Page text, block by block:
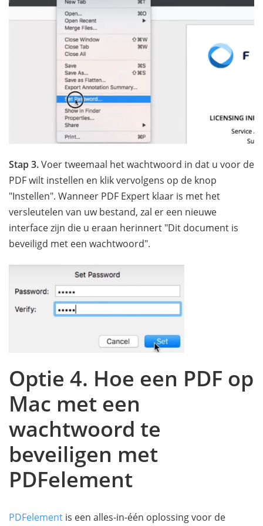
Stap 3.Voer tweemaal het wachtwoord in dat u voor de
PDF wilt instellen en klik vervolgens op de knop
"Instellen". Wanneer PDF Expert klaar is met het
versleutelen van uw bestand, zal er een nieuwe
interface zijn die u eraan herinnert "Dit document is
beveiligd met een wachtwoord".
Optie 4. Hoe een PDF op
Mac met een
wachtwoord te
beveiligen met
PDFelement
PDFelement is een alles-in-één oplossing voor de